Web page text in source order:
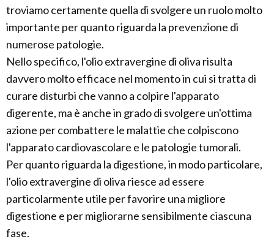
troviamo certamente quella di svolgere un ruolo molto
importante per quanto riguarda la prevenzione di
numerose patologie.
Nello specifico, l'olio extravergine di oliva risulta
davvero molto efficace nel momento in cui si tratta di
curare disturbi che vanno a colpire l'apparato
digerente, ma è anche in grado di svolgere un'ottima
azione per combattere le malattie che colpiscono
l'apparato cardiovascolare e le patologie tumorali.
Per quanto riguarda la digestione, in modo particolare,
l'olio extravergine di oliva riesce ad essere
particolarmente utile per favorire una migliore
digestione e per migliorarne sensibilmente ciascuna
fase.